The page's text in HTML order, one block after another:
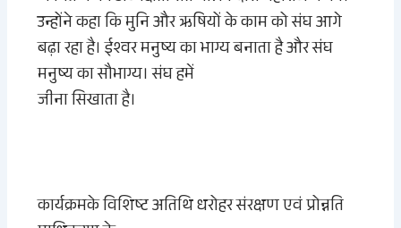
उन्होंने कहा कि मुनि और ऋषियों के काम को संघ आगे
बढ़ा रहा है। ईश्वर मनुष्य का भाग्यबनाताहै और संघ
मनुष्य का सौभाग्य।संघ हमें
जीना सिखाता है।
कार्यक्रमके विशिष्ट अतिथि धरोहर संरक्षण एवं प्रोन्नति